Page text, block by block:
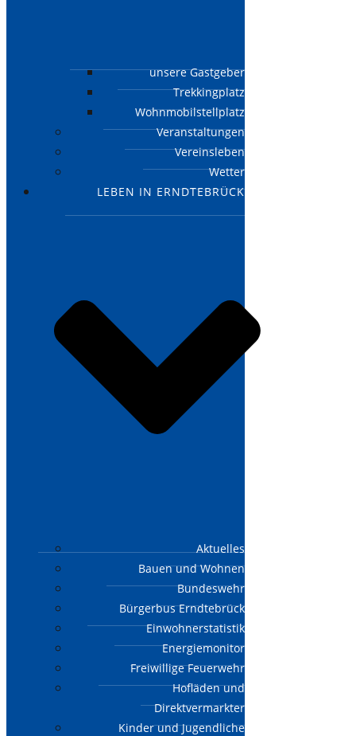
unsere Gastgeber
Trekkingplatz
Wohnmobilstellplatz
Veranstaltungen
Vereinsleben
Wetter
LEBEN IN ERNDTEBRÜCK
Aktuelles
Bauen und Wohnen
Bundeswehr
Bürgerbus Erndtebrück
Einwohnerstatistik
Energiemonitor
Freiwillige Feuerwehr
Hofläden und
Direktvermarkter
Kinder und Jugendliche